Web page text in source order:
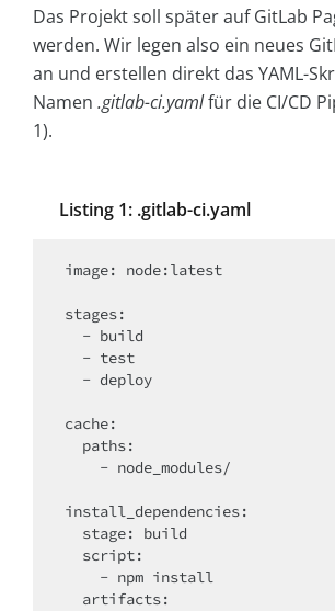
Das Projekt soll später auf GitLab
werden. Wir legen also ein neues
an und erstellen direkt das YAML-
Namen .gitlab-ci.yamlfür die CI/CD
1).
Listing 1: .gitlab-ci.yaml
image: node:latest
stages:
cache:
install_dependencies: